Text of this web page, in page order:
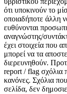
ότι υποκινούν το
οποιαδήποτε άλλη
ευθύνονται
αναγνώστης/
έχει στοιχεία που
μπορεί να τα
διερευνηθούν.
report / flag σχόλια
κανόνες. Σχόλια
σελίδα, δεν